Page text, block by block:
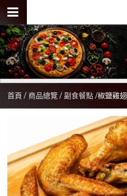
首頁 商品總覽 副食餐點 椒鹽雞翅